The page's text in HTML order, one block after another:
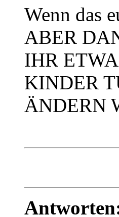
Wenn das
ABER
IHR
KINDER
ÄNDERN